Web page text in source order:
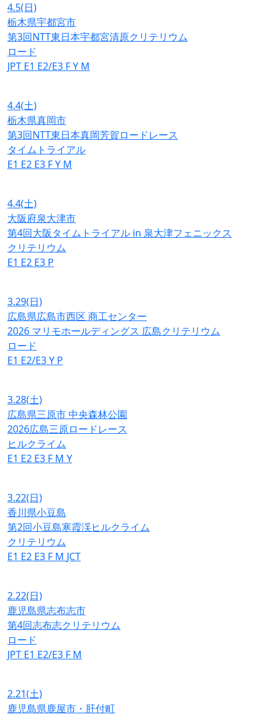
4.5(日)
栃木県宇都宮市
第3回NTT東日本宇都宮清原クリテリウム
ロード
JPT E1 E2/E3 FY M
4.4(土)
栃木県真岡市
第3回NTT東日本真岡芳賀ロードレース
タイムトライアル
E1 E2 E3 FY M
4.4(土)
大阪府泉大津市
第4回大阪タイムトライアル in 泉大津フェニックス
クリテリウム
E1 E2 E3 P
3.29(日)
広島県広島市西区 商工センター
2026 マリモホールディングス 広島クリテリウム
ロード
E1 E2/E3Y P
3.28(土)
広島県三原市 中央森林公園
2026広島三原ロードレース
ヒルクライム
E1 E2 E3 F M Y
3.22(日)
香川県小豆島
第2回小豆島寒霞渓ヒルクライム
クリテリウム
E1 E2 E3 F M JCT
2.22(日)
鹿児島県志布志市
第4回志布志クリテリウム
ロード
JPT E1 E2/E3 F M
2.21(土)
鹿児島県鹿屋市・肝付町